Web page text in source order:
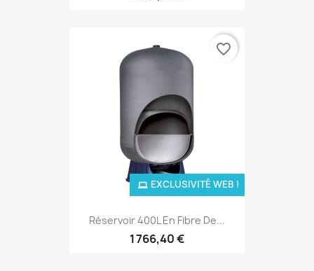
Réservoir 400L En Fibre De...
1 766,40 €
EXCLUSIVITÉ WEB !
favorite_border